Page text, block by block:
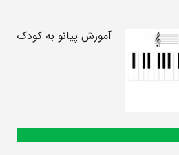
آموزش پیانو به کودک